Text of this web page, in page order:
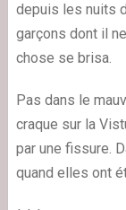
depuis les nuits
garçons dont il
chose se brisa.
Pas dans le
craque sur la
par une fissure.
quand elles ont